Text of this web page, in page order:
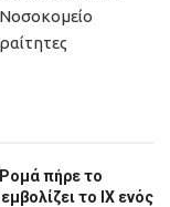
πήρε το
το ΙΧ ενός